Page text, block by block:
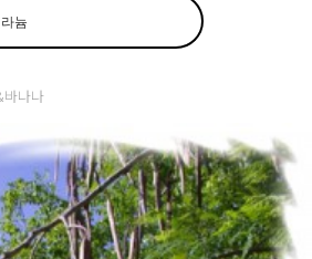
늄
발톱
바나나